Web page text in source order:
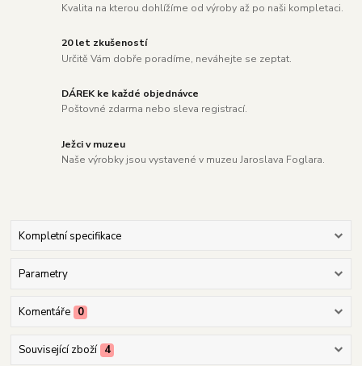
Kvalita na kterou dohlížíme od výroby až po naši kompletaci.
20 let zkušeností
Určitě Vám dobře poradíme, neváhejte se zeptat.
DÁREK ke každé objednávce
Poštovné zdarma nebo sleva registrací.
Ježci v muzeu
Naše výrobky jsou vystavené v muzeu Jaroslava Foglara.
Kompletní specifikace
Parametry
Komentáře 0
Související zboží 4